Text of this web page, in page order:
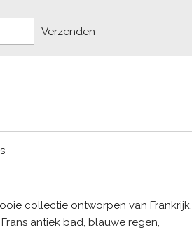
Verzenden
collectie ontworpen van Frankrijk.
antiek bad, blauwe regen,